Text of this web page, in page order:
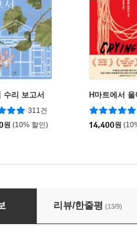
수리 보고서
311건
원 (10% 할인)
H마트에서 울
14,400원
리뷰/한줄평 (13/9)